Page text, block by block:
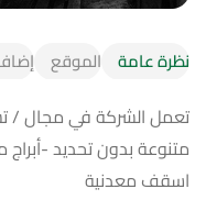
نظرة عامة الموقع
تعمل الشركة في مجال /
متنوعة بدون تحديد -
اسقف معدنية